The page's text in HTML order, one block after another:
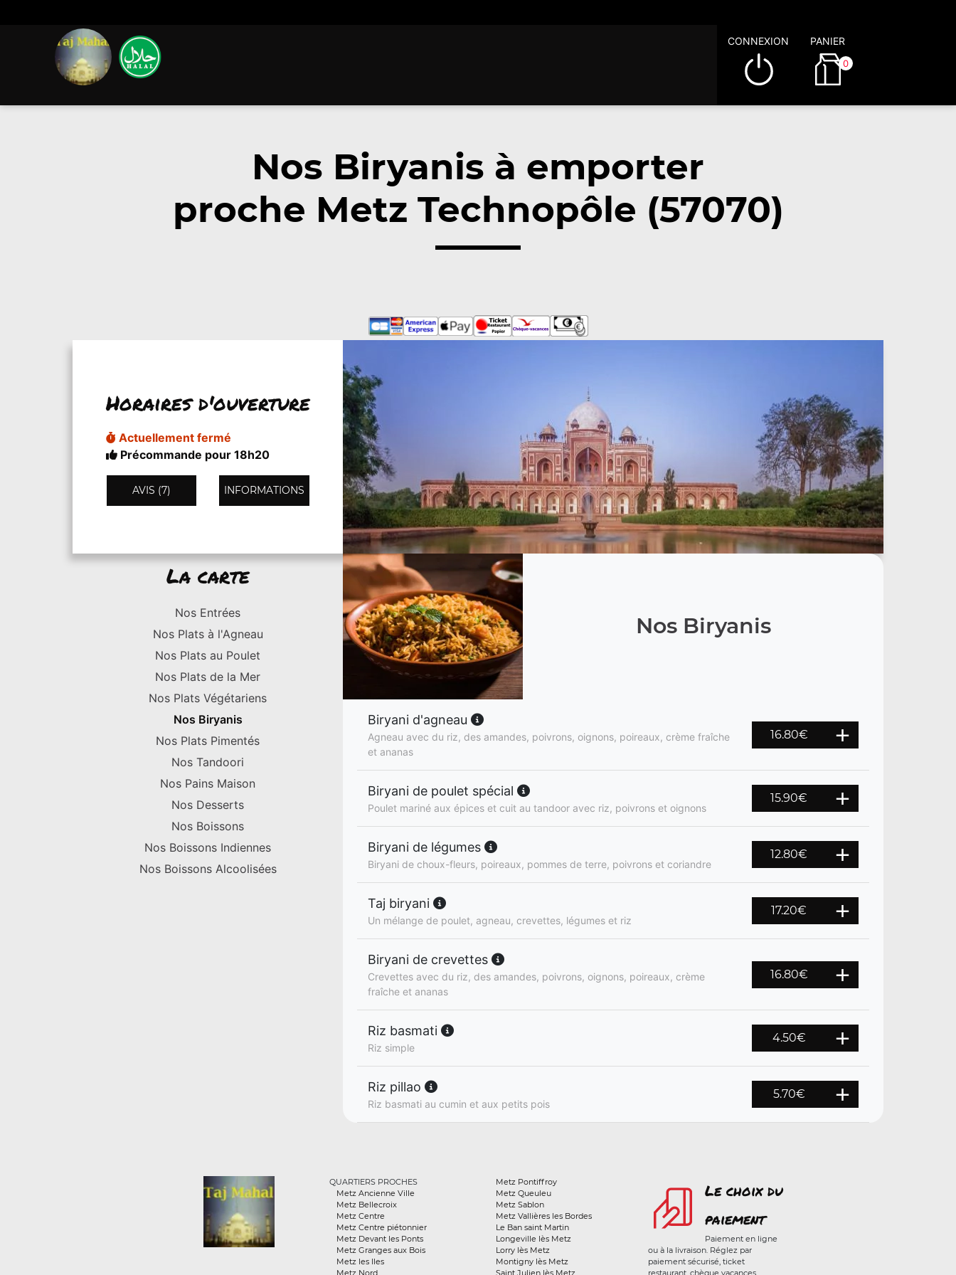
CONNEXION PANIER
0
Nos Biryanis à emporter
proche Metz Technopôle (57070)
Horaires d'ouverture
Actuellement fermé
Précommande pour 18h20
AVIS (7) INFORMATIONS
La carte
Nos Entrées
Nos Plats à l'Agneau
Nos Plats au Poulet
Nos Plats de la Mer
Nos Plats Végétariens
Nos Biryanis
Nos Plats Pimentés
Nos Tandoori
Nos Pains Maison
Nos Desserts
Nos Boissons
Nos Boissons Indiennes
Nos Boissons Alcoolisées
Nos Biryanis
Biryani d'agneau
Agneau avec du riz, des amandes, poivrons, oignons, poireaux, crème fraîche
et ananas
16.80€
Biryani de poulet spécial
Poulet mariné aux épices et cuit au tandoor avec riz, poivrons et oignons
15.90€
Biryani de légumes
Biryani de choux-fleurs, poireaux, pommes de terre, poivrons et coriandre
12.80€
Taj biryani
Un mélange de poulet, agneau, crevettes, légumes et riz
17.20€
Biryani de crevettes
Crevettes avec du riz, des amandes, poivrons, oignons, poireaux, crème
fraîche et ananas
16.80€
Riz basmati
Riz simple
4.50€
Riz pillao
Riz basmati au cumin et aux petits pois
5.70€
QUARTIERS PROCHES
Metz Ancienne Ville
Metz Bellecroix
Metz Centre
Metz Centre piétonnier
Metz Devant les Ponts
Metz Granges aux Bois
Metz les Iles
Metz Nord
Metz Pontiffroy
Metz Queuleu
Metz Sablon
Metz Vallières les Bordes
Le Ban saint Martin
Longeville lès Metz
Lorry lès Metz
Montigny lès Metz
Saint Julien lès Metz
Le choix du
paiement
Paiement en ligne
ou à la livraison. Réglez par
paiement sécurisé, ticket
restaurant, chèque vacances,